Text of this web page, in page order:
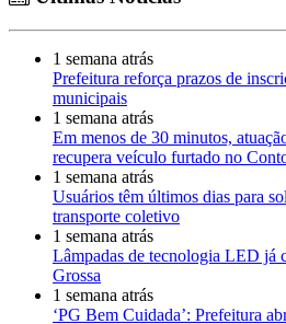
1 semana atrás
Prefeitura reforça prazos de
municipais
1 semana atrás
Em menos de 30 minutos,
recupera veículo furtado no
1 semana atrás
Usuários têm últimos dias para
transporte coletivo
1 semana atrás
Lâmpadas de tecnologia LED já
Grossa
1 semana atrás
‘PG Bem Cuidada’: Prefeitura